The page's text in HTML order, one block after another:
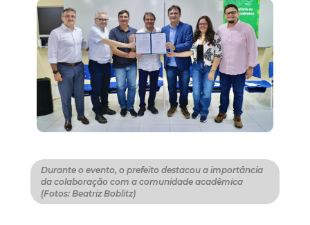
Durante o evento, o prefeito destacou a importância
da colaboração com a comunidade acadêmica
(Fotos: Beatriz Boblitz)